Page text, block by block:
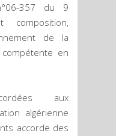
357 du 9
composition,
de la
en
aux
algérienne
accorde des